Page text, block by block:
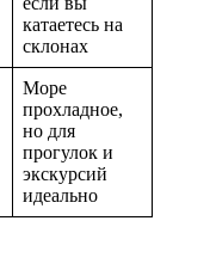
катаетесь на
склонах
Море
прохладное,
но для
прогулок и
экскурсий
идеально